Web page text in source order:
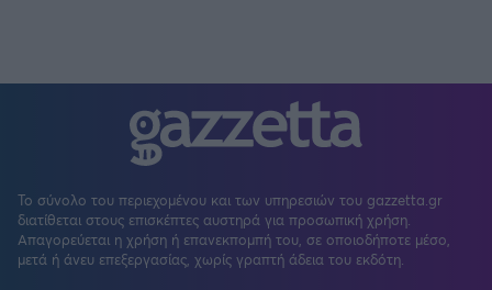
Το σύνολο του περιεχομένου και των υπηρεσιών του gazzetta.gr
διατίθεται στους επισκέπτες αυστηρά για προσωπική χρήση.
Απαγορεύεται η χρήση ή επανεκπομπή του, σε οποιοδήποτε μέσο,
μετά ή άνευ επεξεργασίας, χωρίς γραπτή άδεια του εκδότη.